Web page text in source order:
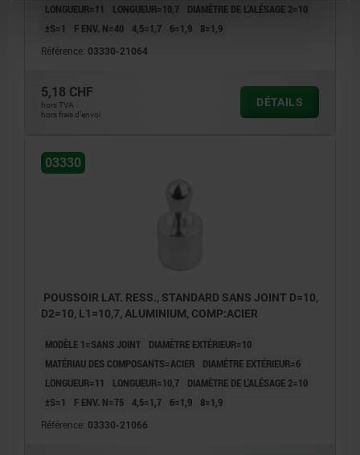
LONGUEUR=11
LONGUEUR=10,7
DIAMÈTRE DE L'ALÉSAGE 2=10
±S=1
F ENV. N=40 4,5=1,7 6=1,9 8=1,9
Référence: 03330-21064
5,18 CHF
hors TVA
hors frais d’envoi
DÉTAILS
03330
POUSSOIR LAT. RESS., STANDARD SANS JOINT D=10,
D2=10, L1=10,7, ALUMINIUM, COMP:ACIER
MODÈLE 1=SANS JOINT
DIAMÈTRE EXTÉRIEUR=10
MATÉRIAU DES COMPOSANTS=ACIER
DIAMÈTRE EXTÉRIEUR=6
LONGUEUR=11
LONGUEUR=10,7
DIAMÈTRE DE L'ALÉSAGE 2=10
±S=1
F ENV. N=75 4,5=1,7 6=1,9 8=1,9
Référence: 03330-21066